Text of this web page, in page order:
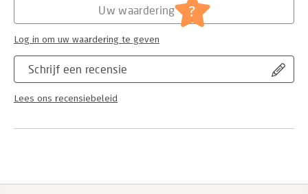
Schrijf een recensie
Lees ons recensiebeleid
Uw waardering ?
Log in om uw waardering te geven